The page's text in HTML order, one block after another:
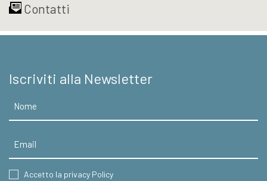
Contatti
Iscriviti alla Newsletter
CONSENT
Accetto la privacy Policy